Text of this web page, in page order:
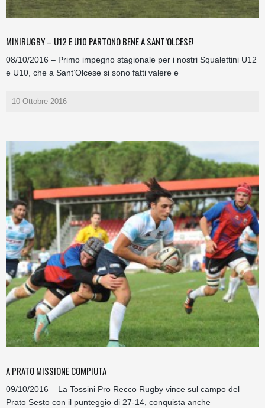
MINIRUGBY – U12 E U10 PARTONO BENE A SANT’OLCESE!
08/10/2016 – Primo impegno stagionale per i nostri Squalettini U12
e U10, che a Sant’Olcese si sono fatti valere e
10 Ottobre 2016
A PRATO MISSIONE COMPIUTA
09/10/2016 – La Tossini Pro Recco Rugby vince sul campo del
Prato Sesto con il punteggio di 27-14, conquista anche